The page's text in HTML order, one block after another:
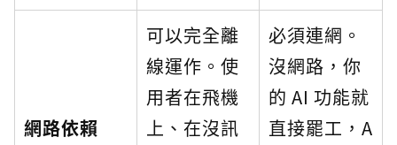
網路依賴
可以完全離
線運作。使
用者在飛機
上、在沒訊
必須連網。
沒網路，你
的 AI 功能就
直接罷工，A